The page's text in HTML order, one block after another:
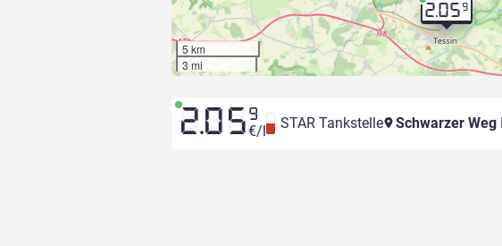
2.059
5 km
3 mi
2.05 9
€/l STAR Tankstelle Schwarzer Weg